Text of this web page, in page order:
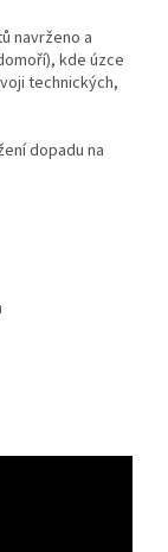
navrženo a
kde úzce
technických,
dopadu na